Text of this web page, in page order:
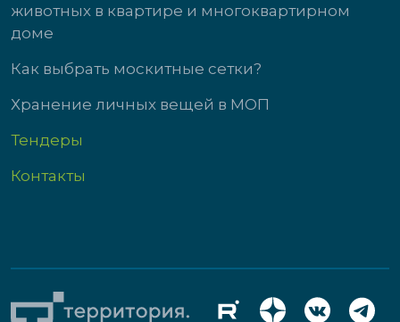
животных в квартире и многоквартирном
доме
Как выбрать москитные сетки?
Хранение личных вещей в МОП
Тендеры
Контакты